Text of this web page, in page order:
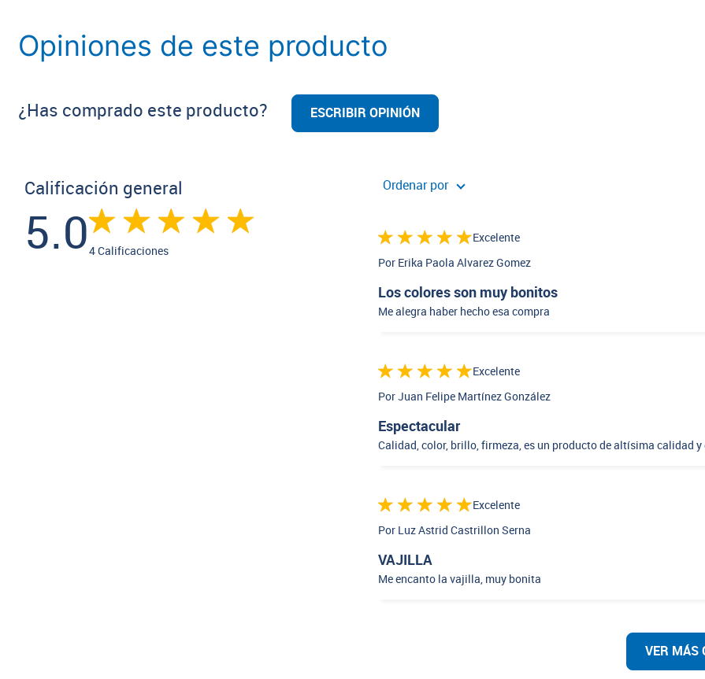
Opiniones de este producto
¿Has comprado este producto? ESCRIBIR OPINIÓN
Calificación general
5.04 Calificaciones
Ordenar por
Excelente
Por Erika Paola Alvarez Gomez
Los colores son muy bonitos
Me alegra haber hecho esa compra
Excelente
Por Juan Felipe Martínez González
Espectacular
Calidad, color, brillo, firmeza, es un producto de altísima calidad y
Excelente
Por Luz Astrid Castrillon Serna
VAJILLA
Me encanto la vajilla, muy bonita
VER MÁS